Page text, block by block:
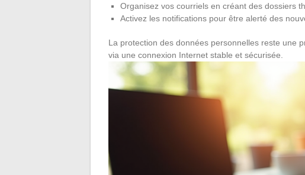
Organisez vos courriels en créant des dossiers
Activez les notifications pour être alerté des
La protection des données personnelles reste une
via une connexion Internet stable et sécurisée.